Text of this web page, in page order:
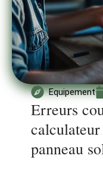
Equipement
Erreurs
panneau